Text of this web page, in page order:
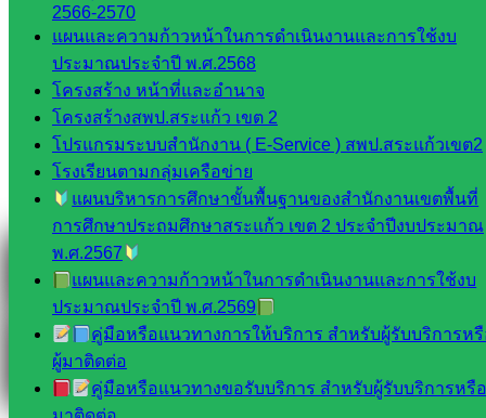
2566-2570
แผนและความก้าวหน้าในการดำเนินงานและการใช้งบ
ประมาณประจำปี พ.ศ.2568
โครงสร้าง หน้าที่และอำนาจ
โครงสร้างสพป.สระแก้ว เขต 2
โปรแกรมระบบสำนักงาน ( E-Service ) สพป.สระแก้วเขต2
โรงเรียนตามกลุ่มเครือข่าย
แผนบริหารการศึกษาขั้นพื้นฐานของสำนักงานเขตพื้นที่
การศึกษาประถมศึกษาสระแก้ว เขต 2 ประจำปีงบประมาณ
พ.ศ.2567
แผนและความก้าวหน้าในการดำเนินงานและการใช้งบ
ประมาณประจำปี พ.ศ.2569
คู่มือหรือแนวทางการให้บริการ สำหรับผู้รับบริการห
ผู้มาติดต่อ
คู่มือหรือแนวทางขอรับบริการ สำหรับผู้รับบริการหรื
Tel 037-232263:
Messenger
Facebook